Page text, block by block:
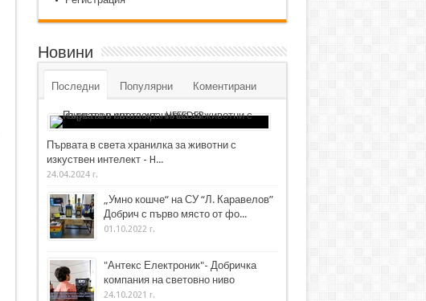
Новини
Последни Популярни Коментирани
Първата в света хранилка за животни с
изкуствен интелект - H...
24.04.2024 г.
„Умно кошче“ на СУ “Л. Каравелов”
Добрич с първо място от фо...
01.10.2022 г.
"Антекс Електроник"- Добричка
компания на световно ниво
24.10.2021 г.